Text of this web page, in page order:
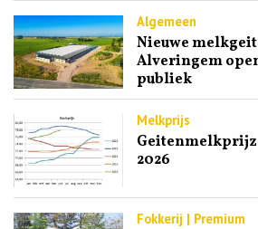
Algemeen
Nieuwe
Alveringem
publiek
Melkprijs
2026
Fokkerij | Premium